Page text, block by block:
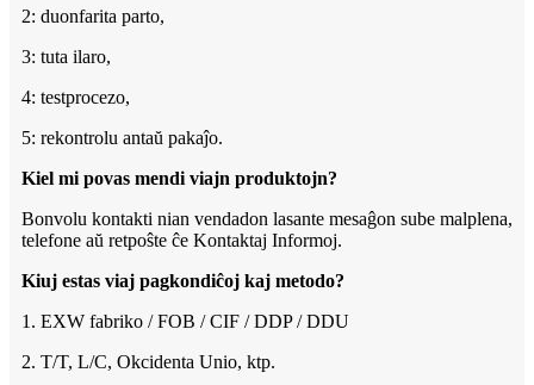
2: duonfarita parto,
3: tuta ilaro,
4: testprocezo,
5: rekontrolu antaŭ pakaĵo.
Kiel mi povas mendi viajn produktojn?
Bonvolu kontakti nian vendadon lasante mesaĝon sube malplena,
telefone aŭ retpoŝte ĉe Kontaktaj Informoj.
Kiuj estas viaj pagkondiĉoj kaj metodo?
1. EXW fabriko / FOB / CIF / DDP / DDU
2. T/T, L/C, Okcidenta Unio, ktp.